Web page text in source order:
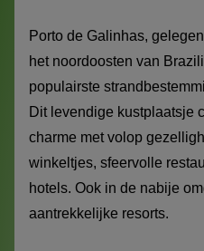
Porto de Galinhas,
het noordoosten van
populairste
Dit levendige kustplaatsje
charme met volop
winkeltjes, sfeervolle
hotels. Ook in de nabije
aantrekkelijke resorts.